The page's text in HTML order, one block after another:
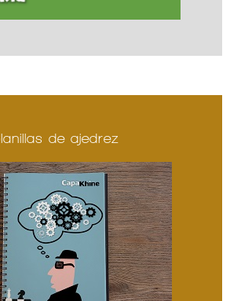
de ajedrez